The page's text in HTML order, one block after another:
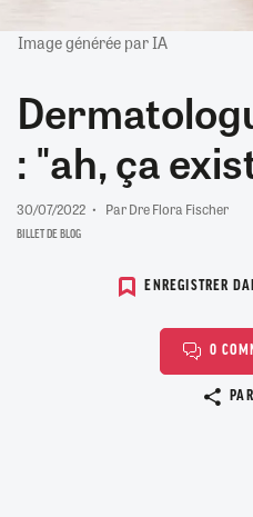
Image générée par IA
: "ah, ça
30/07/2022 Par Dre Flora Fischer
BILLET DE BLOG
ENREGISTRER
0